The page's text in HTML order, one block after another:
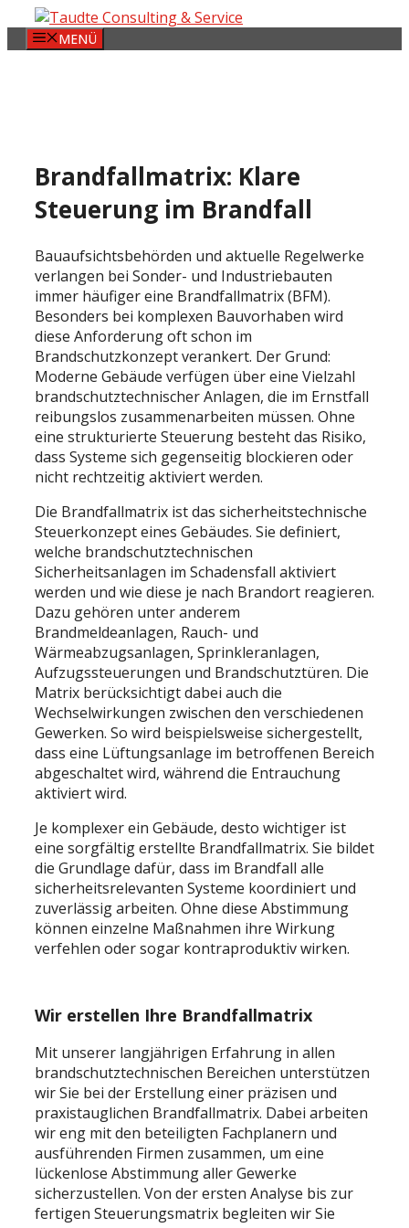
Zum
Inhalt
springen
MENÜ
Brandfallmatrix: Klare
Steuerung im Brandfall
Bauaufsichtsbehörden und aktuelle Regelwerke
verlangen bei Sonder- und Industriebauten
immer häufiger eine Brandfallmatrix (BFM).
Besonders bei komplexen Bauvorhaben wird
diese Anforderung oft schon im
Brandschutzkonzept verankert. Der Grund:
Moderne Gebäude verfügen über eine Vielzahl
brandschutztechnischer Anlagen, die im Ernstfall
reibungslos zusammenarbeiten müssen. Ohne
eine strukturierte Steuerung besteht das Risiko,
dass Systeme sich gegenseitig blockieren oder
nicht rechtzeitig aktiviert werden.
Die Brandfallmatrix ist das sicherheitstechnische
Steuerkonzept eines Gebäudes. Sie definiert,
welche brandschutztechnischen
Sicherheitsanlagen im Schadensfall aktiviert
werden und wie diese je nach Brandort reagieren.
Dazu gehören unter anderem
Brandmeldeanlagen, Rauch- und
Wärmeabzugsanlagen, Sprinkleranlagen,
Aufzugssteuerungen und Brandschutztüren. Die
Matrix berücksichtigt dabei auch die
Wechselwirkungen zwischen den verschiedenen
Gewerken. So wird beispielsweise sichergestellt,
dass eine Lüftungsanlage im betroffenen Bereich
abgeschaltet wird, während die Entrauchung
aktiviert wird.
Je komplexer ein Gebäude, desto wichtiger ist
eine sorgfältig erstellte Brandfallmatrix. Sie bildet
die Grundlage dafür, dass im Brandfall alle
sicherheitsrelevanten Systeme koordiniert und
zuverlässig arbeiten. Ohne diese Abstimmung
können einzelne Maßnahmen ihre Wirkung
verfehlen oder sogar kontraproduktiv wirken.
Wir erstellen Ihre Brandfallmatrix
Mit unserer langjährigen Erfahrung in allen
brandschutztechnischen Bereichen unterstützen
wir Sie bei der Erstellung einer präzisen und
praxistauglichen Brandfallmatrix. Dabei arbeiten
wir eng mit den beteiligten Fachplanern und
ausführenden Firmen zusammen, um eine
lückenlose Abstimmung aller Gewerke
sicherzustellen. Von der ersten Analyse bis zur
fertigen Steuerungsmatrix begleiten wir Sie